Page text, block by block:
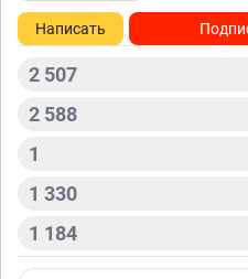
Написать
2 507
2 588
1
1 330
1 184